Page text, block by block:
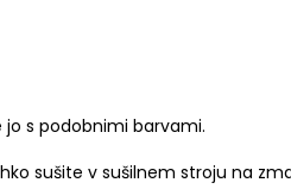
s podobnimi barvami.
sušite v sušilnem stroju na